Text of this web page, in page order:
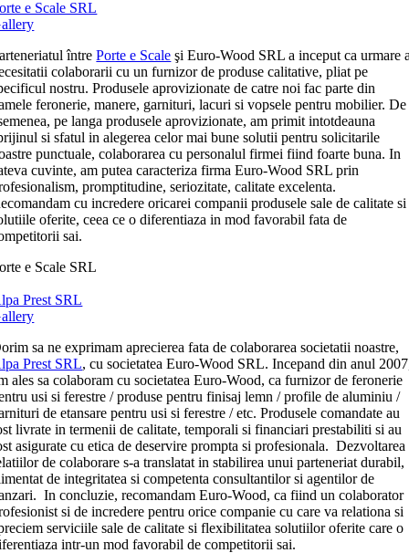
e Scale SRL
întrePorte e Scale şi Euro-Wood SRL a inceput ca urmare
colaborarii cu un furnizor de produse calitative, pliat pe
nostru. Produsele aprovizionate de catre noi fac parte din
feronerie, manere, garnituri, lacuri si vopsele pentru mobilier. De
pe langa produsele aprovizionate, am primit intotdeauna
si sfatul in alegerea celor mai bune solutii pentru solicitarile
punctuale, colaborarea cu personalul firmei fiind foarte buna. In
cuvinte, am putea caracteriza firma Euro-Wood SRL prin
promptitudine, seriozitate, calitate excelenta.
cu incredere oricarei companii produsele sale de calitate si
oferite, ceea ce o diferentiaza in mod favorabil fata de
sai.
e Scale SRL
Prest SRL
sa ne exprimam aprecierea fata de colaborarea societatii noastre,
Prest SRL, cu societatea Euro-Wood SRL. Incepand din anul
ales sa colaboram cu societatea Euro-Wood, ca furnizor de feronerie
usi si ferestre / produse pentru finisaj lemn / profile de aluminiu /
de etansare pentru usi si ferestre / etc. Produsele comandate au
livrate in termenii de calitate, temporali si financiari prestabiliti si au
asigurate cu etica de deservire prompta si profesionala. Dezvoltarea
de colaborare s-a translatat in stabilirea unui parteneriat durabil,
de integritatea si competenta consultantilor si agentilor de
In concluzie, recomandam Euro-Wood, ca fiind un colaborator
si de incredere pentru orice companie cu care va relationa si
serviciile sale de calitate si flexibilitatea solutiilor oferite care o
intr-un mod favorabil de competitorii sai.